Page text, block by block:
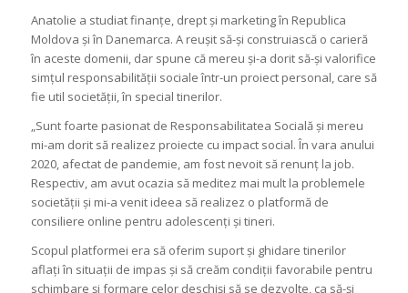
Anatolie a studiat finanțe, drept și marketing în Republica
Moldova și în Danemarca. A reușit să-și construiască o carieră
în aceste domenii, dar spune că mereu și-a dorit să-și valorifice
simțul responsabilității sociale într-un proiect personal, care să
fie util societății, în special tinerilor.
„Sunt foarte pasionat de Responsabilitatea Socială și mereu
mi-am dorit să realizez proiecte cu impact social. În vara anului
2020, afectat de pandemie, am fost nevoit să renunț la job.
Respectiv, am avut ocazia să meditez mai mult la problemele
societății și mi-a venit ideea să realizez o platformă de
consiliere online pentru adolescenți și tineri.
Scopul platformei era să oferim suport și ghidare tinerilor
aflați în situații de impas și să creăm condiții favorabile pentru
schimbare și formare celor deschiși să se dezvolte, ca să-și